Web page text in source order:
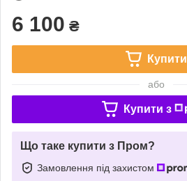
6 100 ₴
Купити
або
Купити з
Що таке купити з Пром?
Замовлення під захистом